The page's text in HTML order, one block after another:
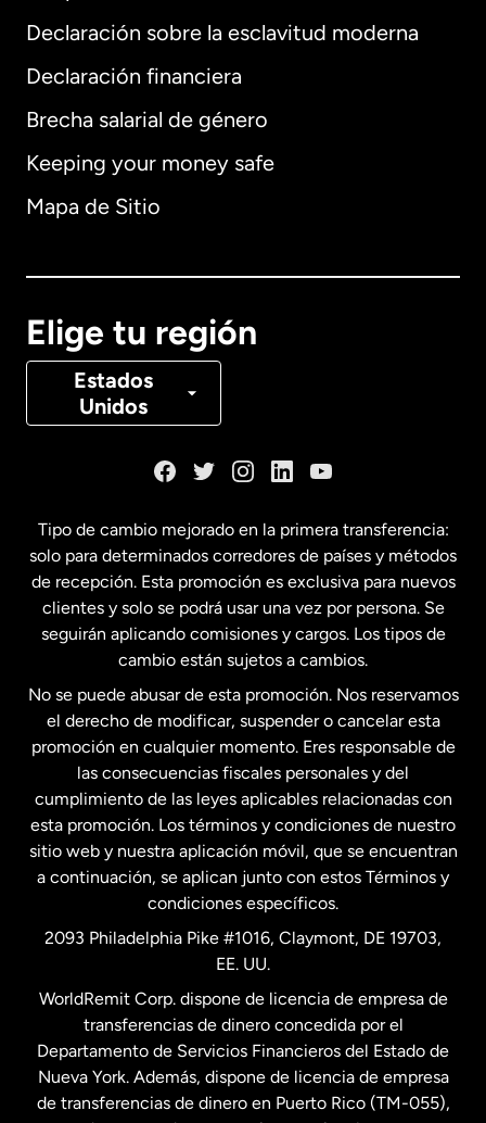
Declaración sobre la esclavitud moderna
Declaración financiera
Brecha salarial de género
Keeping your money safe
Mapa de Sitio
Elige tu región
Estados
Unidos
Internacional English
Alemania
Canadá Français
Estados Unidos English
Estados Unidos Español
Francia
Malasia
Nueva Zelanda
Países Bajos
Suecia
Tipo de cambio mejorado en la primera transferencia:
solo para determinados corredores de países y métodos
de recepción. Esta promoción es exclusiva para nuevos
clientes y solo se podrá usar una vez por persona. Se
seguirán aplicando comisiones y cargos. Los tipos de
cambio están sujetos a cambios.
No se puede abusar de esta promoción. Nos reservamos
el derecho de modificar, suspender o cancelar esta
promoción en cualquier momento. Eres responsable de
las consecuencias fiscales personales y del
cumplimiento de las leyes aplicables relacionadas con
esta promoción. Los términos y condiciones de nuestro
sitio web y nuestra aplicación móvil, que se encuentran
a continuación, se aplican junto con estos Términos y
condiciones específicos.
2093 Philadelphia Pike #1016, Claymont, DE 19703,
EE. UU.
WorldRemit Corp. dispone de licencia de empresa de
transferencias de dinero concedida por el
Departamento de Servicios Financieros del Estado de
Nueva York. Además, dispone de licencia de empresa
de transferencias de dinero en Puerto Rico (TM-055),